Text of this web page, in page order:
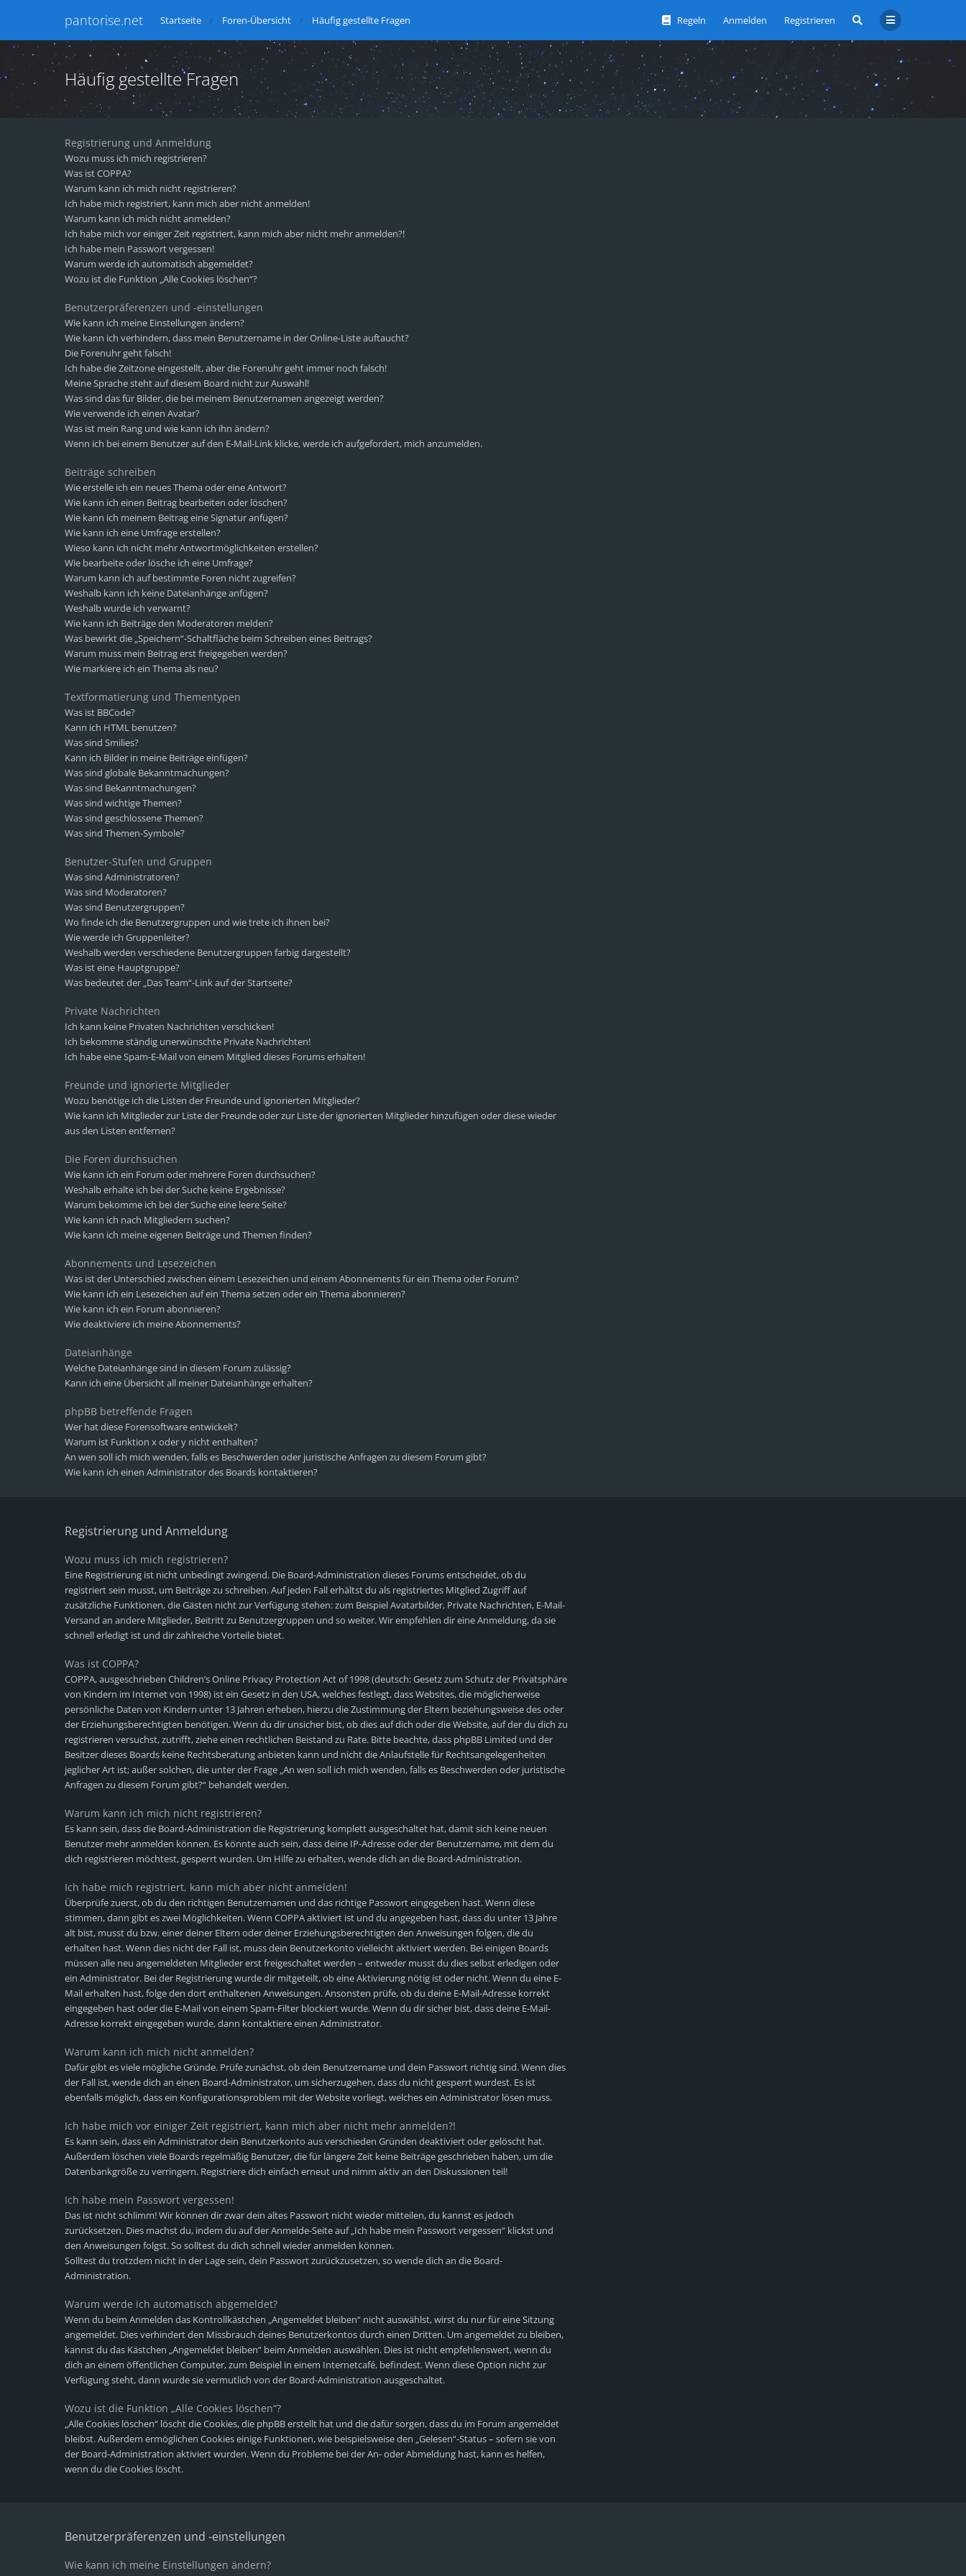
pantorise.net Regeln Anmelden Registrieren
Startseite Foren-Übersicht Häufig gestellte Fragen
Häufig gestellte Fragen
Registrierung und Anmeldung
Wozu muss ich mich registrieren?
Was ist COPPA?
Warum kann ich mich nicht registrieren?
Ich habe mich registriert, kann mich aber nicht anmelden!
Warum kann ich mich nicht anmelden?
Ich habe mich vor einiger Zeit registriert, kann mich aber nicht mehr anmelden?!
Ich habe mein Passwort vergessen!
Warum werde ich automatisch abgemeldet?
Wozu ist die Funktion „Alle Cookies löschen“?
Benutzerpräferenzen und -einstellungen
Wie kann ich meine Einstellungen ändern?
Wie kann ich verhindern, dass mein Benutzername in der Online-Liste auftaucht?
Die Forenuhr geht falsch!
Ich habe die Zeitzone eingestellt, aber die Forenuhr geht immer noch falsch!
Meine Sprache steht auf diesem Board nicht zur Auswahl!
Was sind das für Bilder, die bei meinem Benutzernamen angezeigt werden?
Wie verwende ich einen Avatar?
Was ist mein Rang und wie kann ich ihn ändern?
Wenn ich bei einem Benutzer auf den E-Mail-Link klicke, werde ich aufgefordert, mich anzumelden.
Beiträge schreiben
Wie erstelle ich ein neues Thema oder eine Antwort?
Wie kann ich einen Beitrag bearbeiten oder löschen?
Wie kann ich meinem Beitrag eine Signatur anfügen?
Wie kann ich eine Umfrage erstellen?
Wieso kann ich nicht mehr Antwortmöglichkeiten erstellen?
Wie bearbeite oder lösche ich eine Umfrage?
Warum kann ich auf bestimmte Foren nicht zugreifen?
Weshalb kann ich keine Dateianhänge anfügen?
Weshalb wurde ich verwarnt?
Wie kann ich Beiträge den Moderatoren melden?
Was bewirkt die „Speichern“-Schaltfläche beim Schreiben eines Beitrags?
Warum muss mein Beitrag erst freigegeben werden?
Wie markiere ich ein Thema als neu?
Textformatierung und Thementypen
Was ist BBCode?
Kann ich HTML benutzen?
Was sind Smilies?
Kann ich Bilder in meine Beiträge einfügen?
Was sind globale Bekanntmachungen?
Was sind Bekanntmachungen?
Was sind wichtige Themen?
Was sind geschlossene Themen?
Was sind Themen-Symbole?
Benutzer-Stufen und Gruppen
Was sind Administratoren?
Was sind Moderatoren?
Was sind Benutzergruppen?
Wo finde ich die Benutzergruppen und wie trete ich ihnen bei?
Wie werde ich Gruppenleiter?
Weshalb werden verschiedene Benutzergruppen farbig dargestellt?
Was ist eine Hauptgruppe?
Was bedeutet der „Das Team“-Link auf der Startseite?
Private Nachrichten
Ich kann keine Privaten Nachrichten verschicken!
Ich bekomme ständig unerwünschte Private Nachrichten!
Ich habe eine Spam-E-Mail von einem Mitglied dieses Forums erhalten!
Freunde und ignorierte Mitglieder
Wozu benötige ich die Listen der Freunde und ignorierten Mitglieder?
Wie kann ich Mitglieder zur Liste der Freunde oder zur Liste der ignorierten Mitglieder hinzufügen oder diese wieder
aus den Listen entfernen?
Die Foren durchsuchen
Wie kann ich ein Forum oder mehrere Foren durchsuchen?
Weshalb erhalte ich bei der Suche keine Ergebnisse?
Warum bekomme ich bei der Suche eine leere Seite?
Wie kann ich nach Mitgliedern suchen?
Wie kann ich meine eigenen Beiträge und Themen finden?
Abonnements und Lesezeichen
Was ist der Unterschied zwischen einem Lesezeichen und einem Abonnements für ein Thema oder Forum?
Wie kann ich ein Lesezeichen auf ein Thema setzen oder ein Thema abonnieren?
Wie kann ich ein Forum abonnieren?
Wie deaktiviere ich meine Abonnements?
Dateianhänge
Welche Dateianhänge sind in diesem Forum zulässig?
Kann ich eine Übersicht all meiner Dateianhänge erhalten?
phpBB betreffende Fragen
Wer hat diese Forensoftware entwickelt?
Warum ist Funktion x oder y nicht enthalten?
An wen soll ich mich wenden, falls es Beschwerden oder juristische Anfragen zu diesem Forum gibt?
Wie kann ich einen Administrator des Boards kontaktieren?
Registrierung und Anmeldung
Wozu muss ich mich registrieren?
Eine Registrierung ist nicht unbedingt zwingend. Die Board-Administration dieses Forums entscheidet, ob du
registriert sein musst, um Beiträge zu schreiben. Auf jeden Fall erhältst du als registriertes Mitglied Zugriff auf
zusätzliche Funktionen, die Gästen nicht zur Verfügung stehen: zum Beispiel Avatarbilder, Private Nachrichten, E-Mail-
Versand an andere Mitglieder, Beitritt zu Benutzergruppen und so weiter. Wir empfehlen dir eine Anmeldung, da sie
schnell erledigt ist und dir zahlreiche Vorteile bietet.
Was ist COPPA?
COPPA, ausgeschrieben Children’s Online Privacy Protection Act of 1998 (deutsch: Gesetz zum Schutz der Privatsphäre
von Kindern im Internet von 1998) ist ein Gesetz in den USA, welches festlegt, dass Websites, die möglicherweise
persönliche Daten von Kindern unter 13 Jahren erheben, hierzu die Zustimmung der Eltern beziehungsweise des oder
der Erziehungsberechtigten benötigen. Wenn du dir unsicher bist, ob dies auf dich oder die Website, auf der du dich zu
registrieren versuchst, zutrifft, ziehe einen rechtlichen Beistand zu Rate. Bitte beachte, dass phpBB Limited und der
Besitzer dieses Boards keine Rechtsberatung anbieten kann und nicht die Anlaufstelle für Rechtsangelegenheiten
jeglicher Art ist; außer solchen, die unter der Frage „An wen soll ich mich wenden, falls es Beschwerden oder juristische
Anfragen zu diesem Forum gibt?“ behandelt werden.
Warum kann ich mich nicht registrieren?
Es kann sein, dass die Board-Administration die Registrierung komplett ausgeschaltet hat, damit sich keine neuen
Benutzer mehr anmelden können. Es könnte auch sein, dass deine IP-Adresse oder der Benutzername, mit dem du
dich registrieren möchtest, gesperrt wurden. Um Hilfe zu erhalten, wende dich an die Board-Administration.
Ich habe mich registriert, kann mich aber nicht anmelden!
Überprüfe zuerst, ob du den richtigen Benutzernamen und das richtige Passwort eingegeben hast. Wenn diese
stimmen, dann gibt es zwei Möglichkeiten. Wenn COPPAaktiviert ist und du angegeben hast, dass du unter 13 Jahre
alt bist, musst du bzw. einer deiner Eltern oder deiner Erziehungsberechtigten den Anweisungen folgen, die du
erhalten hast. Wenn dies nicht der Fall ist, muss dein Benutzerkonto vielleicht aktiviert werden. Bei einigen Boards
müssen alle neu angemeldeten Mitglieder erst freigeschaltet werden – entweder musst du dies selbst erledigen oder
ein Administrator. Bei der Registrierung wurde dir mitgeteilt, ob eine Aktivierung nötig ist oder nicht. Wenn du eine E-
Mail erhalten hast, folge den dort enthaltenen Anweisungen. Ansonsten prüfe, ob du deine E-Mail-Adresse korrekt
eingegeben hast oder die E-Mail von einem Spam-Filter blockiert wurde. Wenn du dir sicher bist, dass deine E-Mail-
Adresse korrekt eingegeben wurde, dann kontaktiere einen Administrator.
Warum kann ich mich nicht anmelden?
Dafür gibt es viele mögliche Gründe. Prüfe zunächst, ob dein Benutzername und dein Passwort richtig sind. Wenn dies
der Fall ist, wende dich an einen Board-Administrator, um sicherzugehen, dass du nicht gesperrt wurdest. Es ist
ebenfalls möglich, dass ein Konfigurationsproblem mit der Website vorliegt, welches ein Administrator lösen muss.
Ich habe mich vor einiger Zeit registriert, kann mich aber nicht mehr anmelden?!
Es kann sein, dass ein Administrator dein Benutzerkonto aus verschieden Gründen deaktiviert oder gelöscht hat.
Außerdem löschen viele Boards regelmäßig Benutzer, die für längere Zeit keine Beiträge geschrieben haben, um die
Datenbankgröße zu verringern. Registriere dich einfach erneut und nimm aktiv an den Diskussionen teil!
Ich habe mein Passwort vergessen!
Das ist nicht schlimm! Wir können dir zwar dein altes Passwort nicht wieder mitteilen, du kannst es jedoch
zurücksetzen. Dies machst du, indem du auf der Anmelde-Seite auf „Ich habe mein Passwort vergessen“ klickst und
den Anweisungen folgst. So solltest du dich schnell wieder anmelden können.
Solltest du trotzdem nicht in der Lage sein, dein Passwort zurückzusetzen, so wende dich an die Board-
Administration.
Warum werde ich automatisch abgemeldet?
Wenn du beim Anmelden das Kontrollkästchen „Angemeldet bleiben“ nicht auswählst, wirst du nur für eine Sitzung
angemeldet. Dies verhindert den Missbrauch deines Benutzerkontos durch einen Dritten. Um angemeldet zu bleiben,
kannst du das Kästchen „Angemeldet bleiben“ beim Anmelden auswählen. Dies ist nicht empfehlenswert, wenn du
dich an einem öffentlichen Computer, zum Beispiel in einem Internetcafé, befindest. Wenn diese Option nicht zur
Verfügung steht, dann wurde sie vermutlich von der Board-Administration ausgeschaltet.
Wozu ist die Funktion „Alle Cookies löschen“?
„Alle Cookies löschen“ löscht die Cookies, die phpBB erstellt hat und die dafür sorgen, dass du im Forum angemeldet
bleibst. Außerdem ermöglichen Cookies einige Funktionen, wie beispielsweise den „Gelesen“-Status – sofern sie von
der Board-Administration aktiviert wurden. Wenn du Probleme bei der An- oder Abmeldung hast, kann es helfen,
wenn du die Cookies löscht.
Benutzerpräferenzen und -einstellungen
Wie kann ich meine Einstellungen ändern?